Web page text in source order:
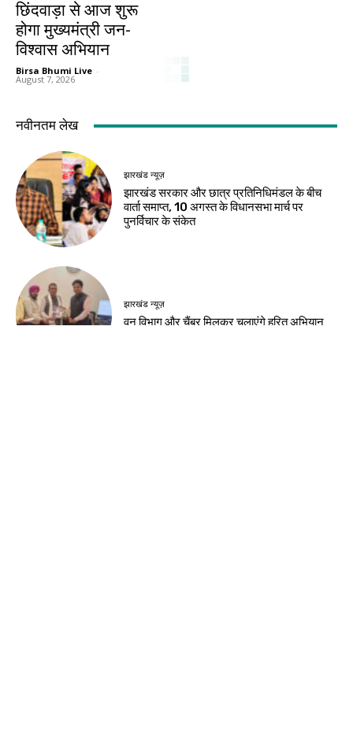
छिंदवाड़ा से आज शुरू
होगा मुख्यमंत्री जन-
विश्वास अभियान
Birsa Bhumi Live -
August 7, 2026
नवीनतम लेख
झारखंड न्यूज़
झारखंड सरकार और छात्र प्रतिनिधिमंडल के बीच
वार्ता समाप्त, 10 अगस्त के विधानसभा मार्च पर
पुनर्विचार के संकेत
झारखंड न्यूज़
वन विभाग और चैंबर मिलकर चलाएंगे हरित अभियान